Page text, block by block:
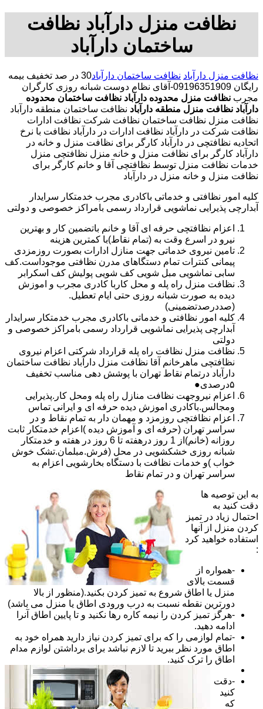
نظافت منزل دارآباد نظافت
ساختمان دارآباد
نظافت منزل دارآباد نظافت ساختمان دارآباد
30 در صد تخفیف بیمه
رایگان 09196351909-آقای نظام دوست شبانه روزی کارگران
مجرب نظافت منزل محدوده دارآباد نظافت ساختمان محدوده
دارآباد نظافت منزل منطقه دارآباد نظافت ساختمان منطقه دارآباد
نظافت منزل نظافت ساختمان نظافت شرکت نظافت ادارات
نظافت شرکت در دارآباد نظافت ادارات در دارآباد نظافت با نرخ
اتحادیه نظافتچی در دارآباد کارگر برای نظافت منزل و خانه در
دارآباد کارگر برای نظافت منزل و خانه منزل نظافتچی منزل
خدمات نظافت منزل توسط نظافتچی آقا و خانم کارگر برای
نظافت منزل و خانه منزل در دارآباد
کلیه امور نظافتی و خدماتی باکادری مجرب خدمتکار سرایدار
آبدارچی پذیرایی نماشویی قرارداد رسمی بامراکز خصوصی و دولتی
اعزام نظافتچی حرفه ای آقا و خانم باتضمین کار و بهترین
نیرو در اسرع وقت به (تمام نقاط)با کمترین هزینه
تامین نیروی خدماتی جهت منازل ادارات بصورت روزمزدی
پیمانی کنترات تمام دستگاهای مدرن نظافتی موجوداست.کف
سابی نماشویی مبل شویی کف شویی پولیش کف اسکرابر
نظافت منزل راه پله و محل کاربا کادری مجرب و اموزش
دیده به صورت شبانه روزی حتی ایام تعطیل.
(صددرصدتضمینی)
کلیه امور نظافتی و خدماتی باکادری مجرب خدمتکار سرایدار
آبدارچی پذیرایی نماشویی قرارداد رسمی بامراکز خصوصی و
دولتی
نظافت منزل نظافت راه پله قرارداد شرکتی اعزام نیروی
نظافتچی ماهرخانم آقا نظافت منزل دارآباد نظافت ساختمان
دارآباد درتمام نقاط تهران با پوشش دهی مناسب تخفیف
۵درصدی●
اعزام نیروجهت نظافت منازل راه پله ومحل کار.پذیرایی
ومجالس.باکادری اموزش دیده حرفه ای و ایرانی تماس
اعزام نظافتچی روزمزد و مهمان دار به تمام نقاط و در
سراسر تهران (حرفه ای و آموزش دیده )اعزام خدمتکار ثابت
روزانه (خانم)از 1 روز درهفته تا 6 روز در هفته و خدمتکار
شبانه روزی خشکشویی در محل (فرش.مبلمان.تشک خوش
خواب )و خدمات نظافت با دستگاه بخارشویی اعزام به
سراسر تهران و در تمام نقاط
به این توصیه ها
دقت کنید به
احتمال زیاد در تمیز
کردن منزل از آنها
استفاده خواهید کرد
:
-همواره از
قسمت بالای
منزل یا اطاق شروع به تمیز کردن بکنید.(منظور از بالا
دورترین نقطه نسبت به درب ورودی اطاق یا منزل می باشد)
-هرگز تمیز کردن را نیمه کاره رها نکنید و تا پایین اطاق آنرا
ادامه دهید.
-تمام لوازمی را که برای تمیز کردن نیاز دارید همراه خود به
اطاق مورد نظر ببرید تا لازم نباشد برای برداشتن لوازم مدام
اطاق را ترک کنید.
-دقت
کنید
که